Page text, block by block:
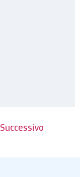
Successivo